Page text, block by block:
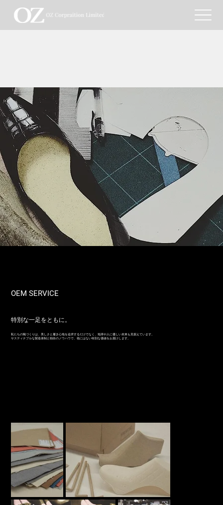
OEM SERVICE
特別な一足をともに。
私たちの靴づくりは、美しさと履き心地を追求するだけでなく、地球や人に優しい未来も見据えています。
サスティナブルな製造体制と独自のノウハウで、他にはない特別な価値をお届けします。